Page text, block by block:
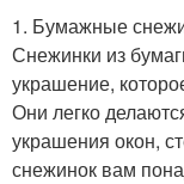
1. Бумажные
Снежинки из
украшение,
Они легко
украшения окон,
снежинок вам